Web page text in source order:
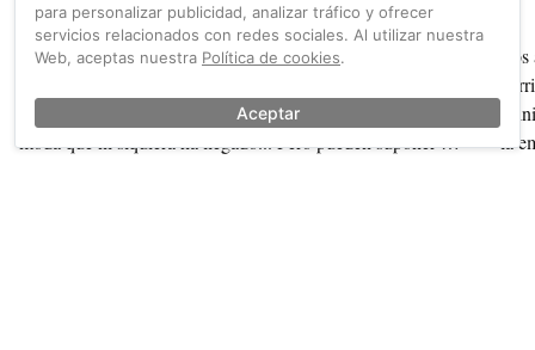
La primera vez que una bici de carga entra en un taller
hacer con ella. En España siguen tratándose como una
moda que ni siquiera ha llegado... Pero pueden suponer un
la
para personalizar publicidad, analizar tráfico y ofrecer
servicios relacionados con redes sociales. Al utilizar nuestra
Web, aceptas nuestra Política de cookies.
Aceptar